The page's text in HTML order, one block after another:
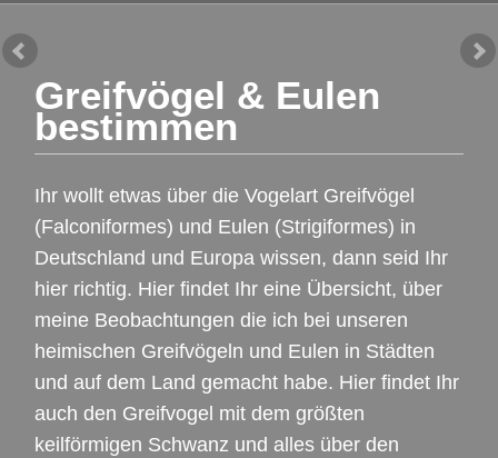
Greifvögel & Eulen
bestimmen
Ihr wollt etwas über die Vogelart Greifvögel
(Falconiformes) und Eulen (Strigiformes) in
Deutschland und Europa wissen, dann seid Ihr
hier richtig. Hier findet Ihr eine Übersicht, über
meine Beobachtungen die ich bei unseren
heimischen Greifvögeln und Eulen in Städten
und auf dem Land gemacht habe. Hier findet Ihr
auch den Greifvogel mit dem größten
keilförmigen Schwanz und alles über den